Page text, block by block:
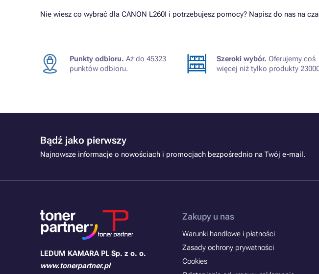
Nie wiesz co wybrać dla CANON L260I i potrzebujesz pomocy? Napisz do nas na
Punkty odbioru. Aż do 45323
punktów odbioru.
Szeroki wybór. Oferujemy coś
więcej niż tylko produkty
Bądź jako pierwszy
Najnowsze informacje o nowościach i promocjach bezpośrednio na Twój e-mail.
LEDUM KAMARA PL Sp. z o. o.
www.tonerpartner.pl
Zakupy u nas
Warunki handlowe i płatności
Zasady ochrony prywatności
Cookies